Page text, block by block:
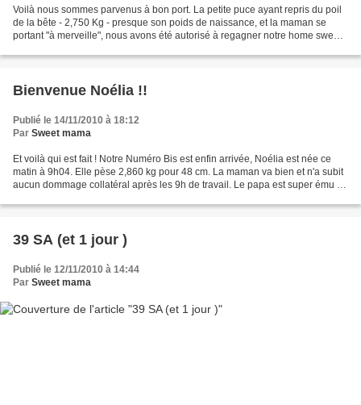
Voilà nous sommes parvenus à bon port. La petite puce ayant repris du poil
de la bête - 2,750 Kg - presque son poids de naissance, et la maman se
portant "à merveille", nous avons été autorisé à regagner notre home sweet
Bienvenue Noélia !!
Publié le 14/11/2010 à 18:12
Par Sweet mama
Et voilà qui est fait ! Notre Numéro Bis est enfin arrivée, Noélia est née ce
matin à 9h04. Elle pèse 2,860 kg pour 48 cm. La maman va bien et n'a subit
aucun dommage collatéral après les 9h de travail. Le papa est super ému et
39 SA (et 1 jour )
Publié le 12/11/2010 à 14:44
Par Sweet mama